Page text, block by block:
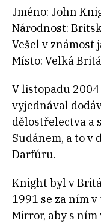
Jméno: John
Národnost:
Vešel v známost
Místo: Velká
V listopadu
vyjednával
dělostřelectva a
Sudánem, a to v
Darfúru.
Knight byl v
1991 se za ním
Mirror, aby s